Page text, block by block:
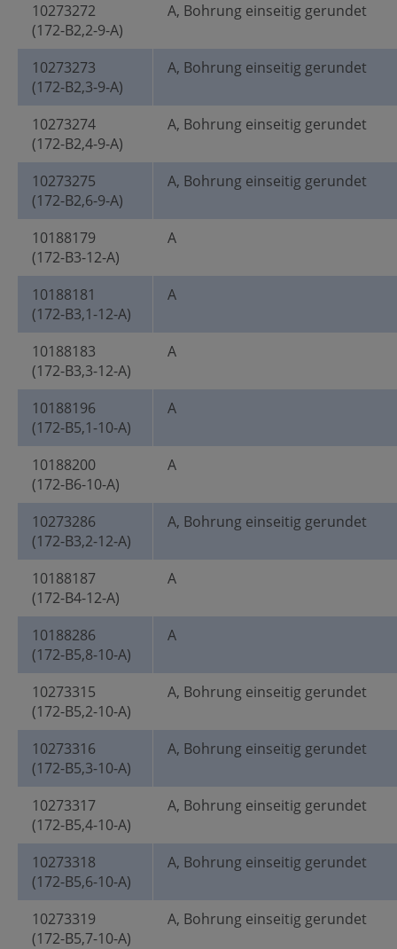
10273272
(172-B2,2-9-A)
A, Bohrung einseitig gerundet
10273273
(172-B2,3-9-A)
A, Bohrung einseitig gerundet
10273274
(172-B2,4-9-A)
A, Bohrung einseitig gerundet
10273275
(172-B2,6-9-A)
A, Bohrung einseitig gerundet
10188179
(172-B3-12-A)
A
10188181
(172-B3,1-12-A)
A
10188183
(172-B3,3-12-A)
A
10188196
(172-B5,1-10-A)
A
10188200
(172-B6-10-A)
A
10273286
(172-B3,2-12-A)
A, Bohrung einseitig gerundet
10188187
(172-B4-12-A)
A
10188286
(172-B5,8-10-A)
A
10273315
(172-B5,2-10-A)
A, Bohrung einseitig gerundet
10273316
(172-B5,3-10-A)
A, Bohrung einseitig gerundet
10273317
(172-B5,4-10-A)
A, Bohrung einseitig gerundet
10273318
(172-B5,6-10-A)
A, Bohrung einseitig gerundet
10273319
(172-B5,7-10-A)
A, Bohrung einseitig gerundet